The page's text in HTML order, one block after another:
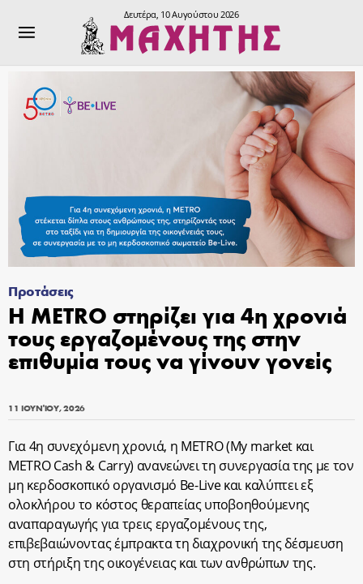
Δευτέρα, 10 Αυγούστου 2026
Προτάσεις
Η METRO στηρίζει για 4η χρονιά
τους εργαζομένους της στην
επιθυμία τους να γίνουν γονείς
11 ΙΟΥΝΊΟΥ, 2026
Για 4η συνεχόμενη χρονιά, η METRO (My market και
METRO Cash & Carry) ανανεώνει τη συνεργασία της με τον
μη κερδοσκοπικό οργανισμό Be-Live και καλύπτει εξ
ολοκλήρου το κόστος θεραπείας υποβοηθούμενης
αναπαραγωγής για τρεις εργαζομένους της,
επιβεβαιώνοντας έμπρακτα τη διαχρονική της δέσμευση
στη στήριξη της οικογένειας και των ανθρώπων της.